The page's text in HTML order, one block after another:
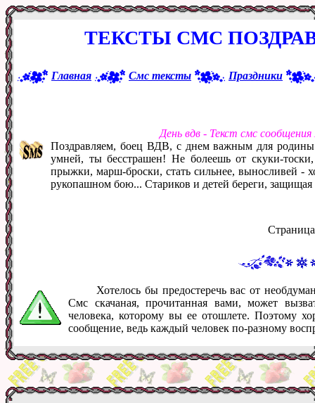
ТЕКСТЫ СМС
Главная Смс тексты Праздники
День вдв - Текст смс
Поздравляем, боец ВДВ, с днем важным для
умней, ты бесстрашен! Не болеешь от скуки-
прыжки, марш-броски, стать сильнее, выносливей -
рукопашном бою... Стариков и детей береги,
Хотелось бы предостеречь вас от
Смс скачаная, прочитанная вами, может
человека, которому вы ее отошлете. Поэтому
сообщение, ведь каждый человек по-разному